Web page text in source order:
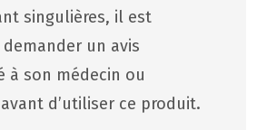
singulières, il est
un avis
à son médecin ou
d’utiliser ce produit.